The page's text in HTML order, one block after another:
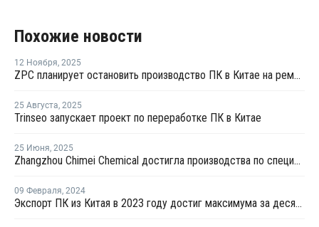
Похожие новости
12 Ноября, 2025
ZPC планирует остановить производство ПК в Китае на ремонт
25 Августа, 2025
Trinseo запускает проект по переработке ПК в Китае
25 Июня, 2025
Zhangzhou Chimei Chemical достигла производства по спецификации на новой линии поликарбоната в Китае
09 Февраля, 2024
Экспорт ПК из Китая в 2023 году достиг максимума за десять лет